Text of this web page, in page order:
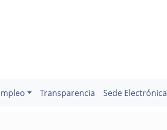
Transparencia Sede Electrónica